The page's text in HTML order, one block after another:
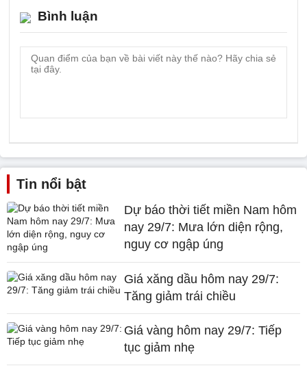
Bình luận
Tin nổi bật
Dự báo thời tiết miền Nam hôm
nay 29/7: Mưa lớn diện rộng,
nguy cơ ngập úng
Giá xăng dầu hôm nay 29/7:
Tăng giảm trái chiều
Giá vàng hôm nay 29/7: Tiếp
tục giảm nhẹ